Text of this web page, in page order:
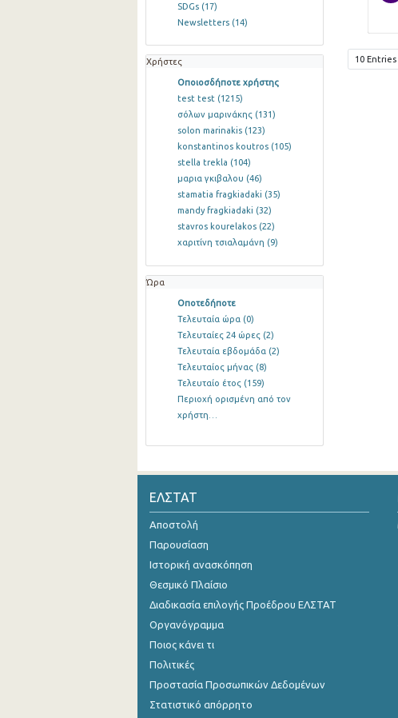
SDGs (17)
Newsletters (14)
Χρήστες
Οποιοσδήποτε χρήστης
test test (1215)
σόλων μαρινάκης (131)
solon marinakis (123)
konstantinos koutros (105)
stella trekla (104)
μαρια γκιβαλου (46)
stamatia fragkiadaki (35)
mandy fragkiadaki (32)
stavros kourelakos (22)
χαριτίνη τσιαλαμάνη (9)
Ώρα
Οποτεδήποτε
Τελευταία ώρα (0)
Τελευταίες 24 ώρες (2)
Τελευταία εβδομάδα (2)
Τελευταίος μήνας (8)
Τελευταίο έτος (159)
Περιοχή ορισμένη από τον
χρήστη…
10 Entries
ΕΛΣΤΑΤ
Αποστολή
Παρουσίαση
Ιστορική ανασκόπηση
Θεσμικό Πλαίσιο
Διαδικασία επιλογής Προέδρου ΕΛΣΤΑΤ
Οργανόγραμμα
Ποιος κάνει τι
Πολιτικές
Προστασία Προσωπικών Δεδομένων
Στατιστικό απόρρητο